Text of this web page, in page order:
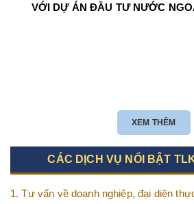
VỚI DỰ ÁN ĐẦU TƯ NƯỚC
XEM THÊM
CÁC DỊCH VỤ NỔI BẬT
1. Tư vấn về doanh nghiệp, đại diện